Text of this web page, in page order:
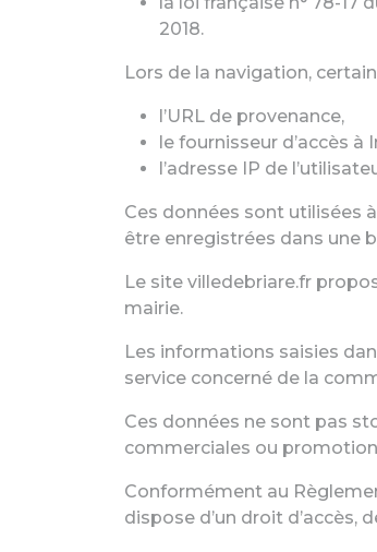
2018.
Lors de la navigation,
l’URL de provenance,
le fournisseur d’accès à
l’adresse IP de
Ces données sont utilisées
être enregistrées dans une
Le site villedebriare.fr
mairie.
Les informations saisies
service concerné de la
Ces données ne sont pas
commerciales ou
Conformément au
dispose d’un droit